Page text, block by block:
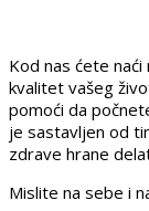
Kod nas ćete
kvalitet vašeg
pomoći da
je sastavljen od
zdrave hrane
Mislite na sebe i